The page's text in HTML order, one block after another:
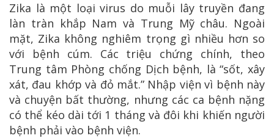
Zika là một loại virus do muỗi lây truyền đang
làn tràn khắp Nam và Trung Mỹ châu. Ngoài
mặt, Zika không nghiêm trọng gì nhiều hơn so
với bệnh cúm. Các triệu chứng chính, theo
Trung tâm Phòng chống Dịch bệnh, là “sốt, xây
xát, đau khớp và đỏ mắt.” Nhập viện vì bệnh này
và chuyện bất thường, nhưng các ca bệnh nặng
có thể kéo dài tới 1 tháng và đôi khi khiến người
bệnh phải vào bệnh viện.